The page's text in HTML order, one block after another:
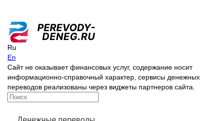
Ru
En
Сайт не оказывает финансовых услуг, содержание носит
информационно-справочный характер, сервисы денежных
переводов реализованы через виджеты партнеров сайта.